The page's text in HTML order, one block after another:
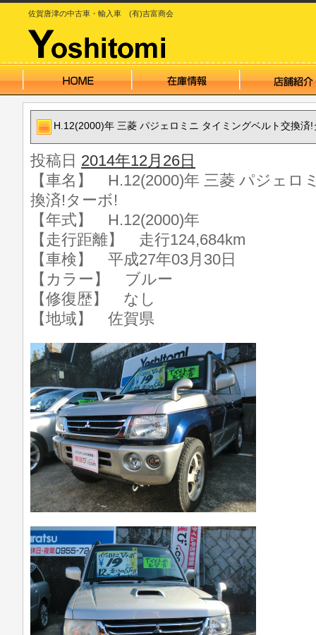
佐賀唐津の中古車・輸入車 (有)吉富商会
H.12(2000)年 三菱 パジェロミニ タイミングベルト交換済!
投稿日 2014年12月26日
【車名】 H.12(2000)年 三菱 パジェロ
換済!ターボ!
【年式】 H.12(2000)年
【走行距離】 走行124,684km
【車検】 平成27年03月30日
【カラー】 ブルー
【修復歴】 なし
【地域】 佐賀県